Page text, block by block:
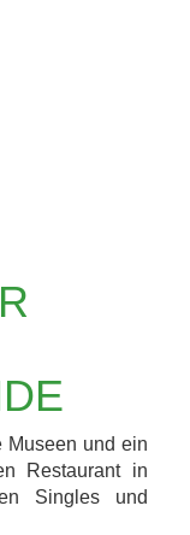
Museen und ein
Restaurant in
Singles und